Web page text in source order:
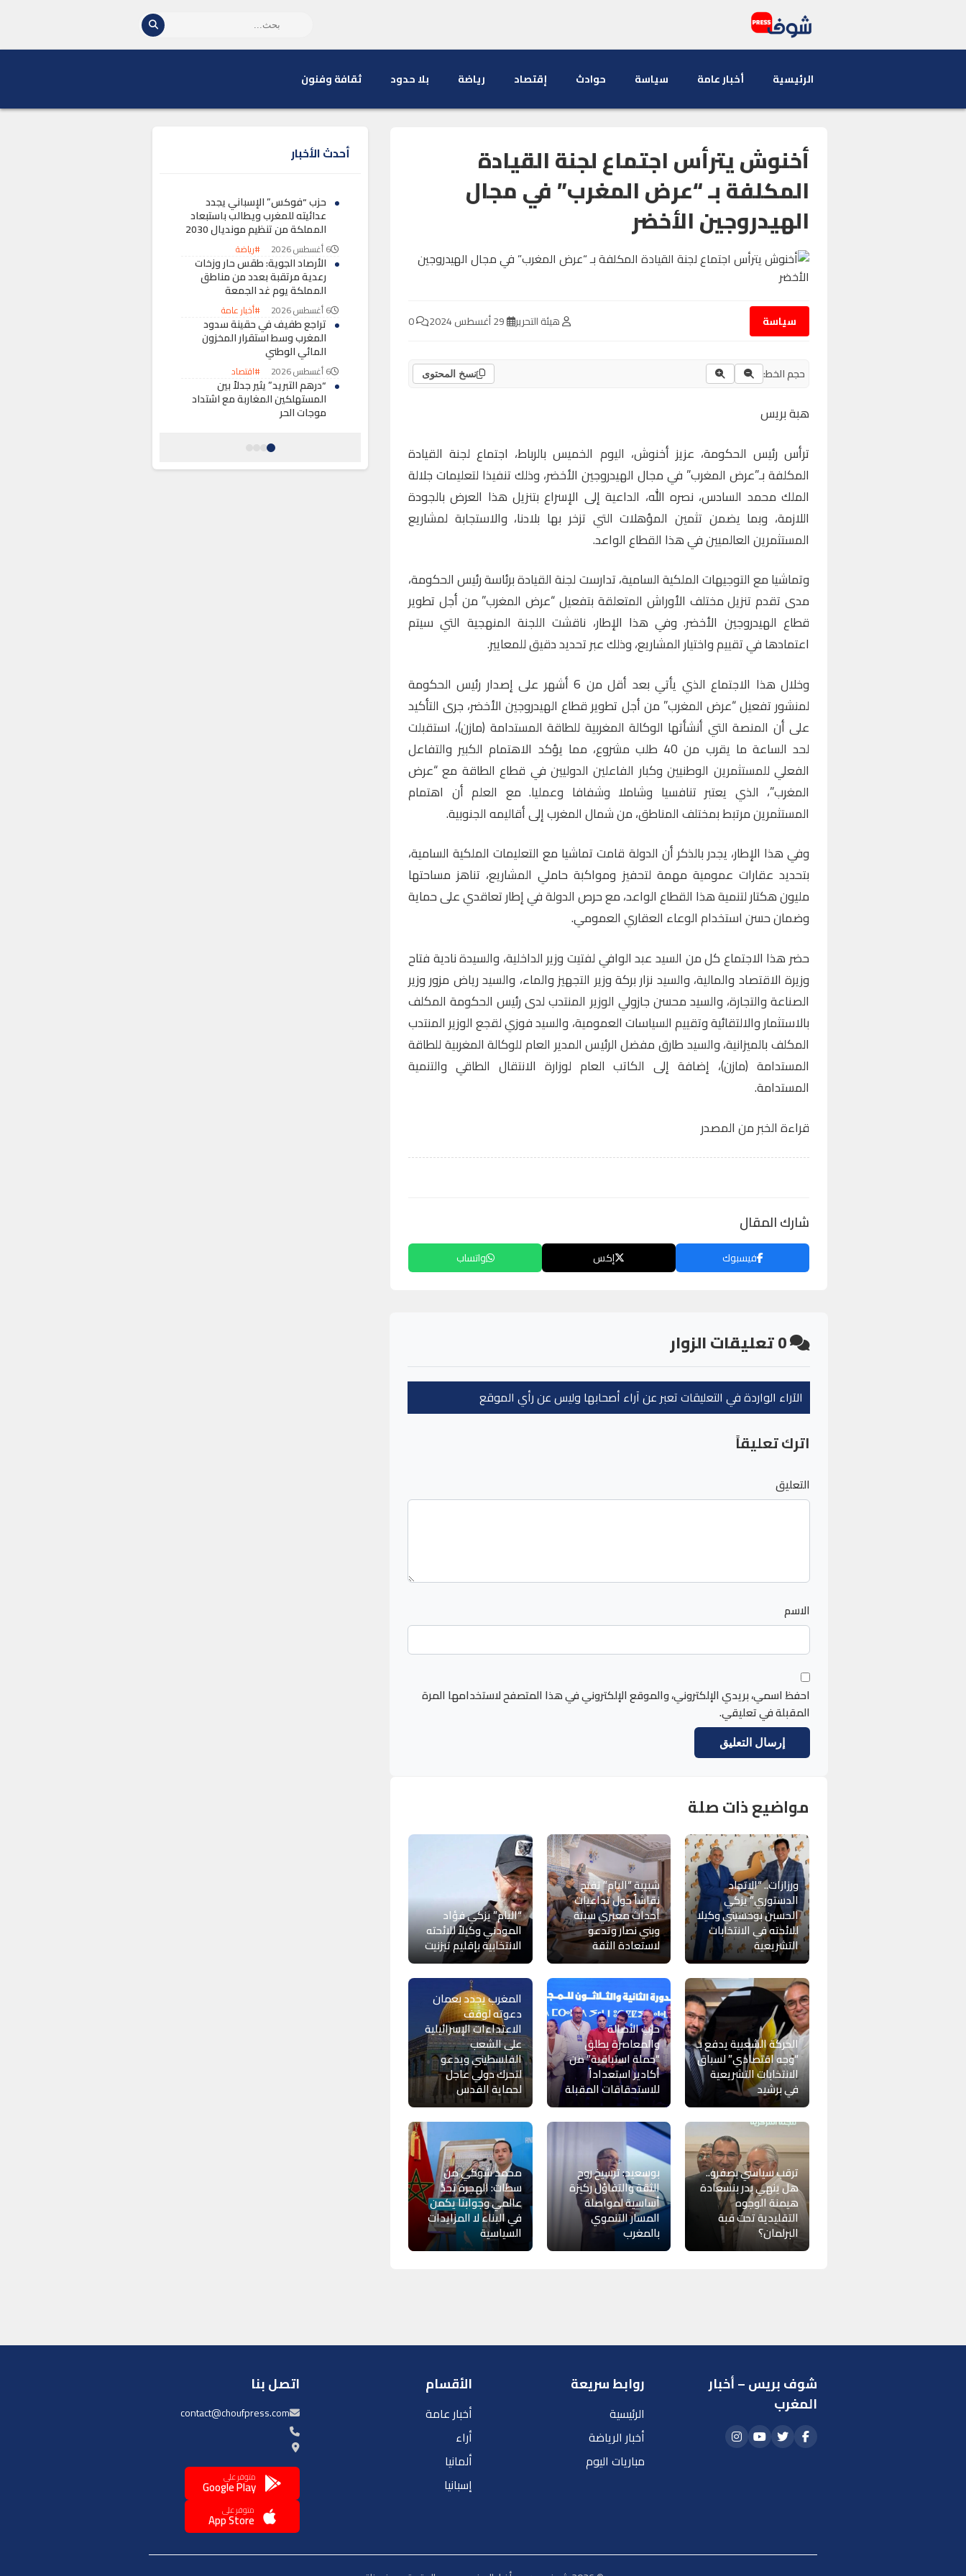
الرئيسية أخبار عامة سياسة حوادث إقتصاد رياضة بلا حدود ثقافة وفنون
أخنوش يترأس اجتماع لجنة القيادة
المكلفة بـ “عرض المغرب” في مجال
الهيدروجين الأخضر​
سياسة هيئة التحرير
حجم الخط: نسخ المحتوى
هبة بريس
ترأس رئيس الحكومة، عزيز أخنوش، اليوم الخميس بالرباط، اجتماع لجنة القيادة
المكلفة بـ”عرض المغرب” في مجال الهيدروجين الأخضر، وذلك تنفيذا لتعليمات جلالة
الملك محمد السادس، نصره الله، الداعية إلى الإسراع بتنزيل هذا العرض بالجودة
اللازمة، وبما يضمن تثمين المؤهلات التي تزخر بها بلادنا، والاستجابة لمشاريع
المستثمرين العالميين في هذا القطاع الواعد.
وتماشيا مع التوجيهات الملكية السامية، تدارست لجنة القيادة برئاسة رئيس الحكومة،
مدى تقدم تنزيل مختلف الأوراش المتعلقة بتفعيل “عرض المغرب” من أجل تطوير
قطاع الهيدروجين الأخضر. وفي هذا الإطار، ناقشت اللجنة المنهجية التي سيتم
اعتمادها في تقييم واختيار المشاريع، وذلك عبر تحديد دقيق للمعايير.
وخلال هذا الاجتماع الذي يأتي بعد أقل من 6 أشهر على إصدار رئيس الحكومة
لمنشور تفعيل “عرض المغرب” من أجل تطوير قطاع الهيدروجين الأخضر، جرى التأكيد
على أن المنصة التي أنشأتها الوكالة المغربية للطاقة المستدامة (مازن)، استقبلت
لحد الساعة ما يقرب من 40 طلب مشروع، مما يؤكد الاهتمام الكبير والتفاعل
الفعلي للمستثمرين الوطنيين وكبار الفاعلين الدوليين في قطاع الطاقة مع “عرض
المغرب”، الذي يعتبر تنافسيا وشاملا وشفافا وعمليا. مع العلم أن اهتمام
المستثمرين مرتبط بمختلف المناطق، من شمال المغرب إلى أقاليمه الجنوبية.
وفي هذا الإطار، يجدر بالذكر أن الدولة قامت تماشيا مع التعليمات الملكية السامية،
بتحديد عقارات عمومية مهمة لتحفيز ومواكبة حاملي المشاريع، تناهز مساحتها
مليون هكتار لتنمية هذا القطاع الواعد، مع حرص الدولة في إطار تعاقدي على حماية
وضمان حسن استخدام الوعاء العقاري العمومي.
حضر هذا الاجتماع كل من السيد عبد الوافي لفتيت وزير الداخلية، والسيدة نادية فتاح
وزيرة الاقتصاد والمالية، والسيد نزار بركة وزير التجهيز والماء، والسيد رياض مزور وزير
الصناعة والتجارة، والسيد محسن جازولي الوزير المنتدب لدى رئيس الحكومة المكلف
بالاستثمار والالتقائية وتقييم السياسات العمومية، والسيد فوزي لقجع الوزير المنتدب
المكلف بالميزانية، والسيد طارق مفضل الرئيس المدير العام للوكالة المغربية للطاقة
المستدامة (مازن)، إضافة إلى الكاتب العام لوزارة الانتقال الطاقي والتنمية
المستدامة.
قراءة الخبر من المصدر
شارك المقال
فيسبوك إكس واتساب
0تعليقات الزوار
الآراء الواردة في التعليقات تعبر عن آراء أصحابها وليس عن رأي الموقع
اترك تعليقاً
التعليق
الاسم
احفظ اسمي، بريدي الإلكتروني، والموقع الإلكتروني في هذا المتصفح لاستخدامها المرة
المقبلة في تعليقي.
مواضيع ذات صلة
ورزازات.. “الاتحاد
الدستوري” يزكي
الحسين بوحسيني وكيلا
للائحته في الانتخابات
التشريعية
شبيبة “البام” تفتح
نقاشاً حول تداعيات
أحداث معبري سبتة
وبني نصار وتدعو
لاستعادة الثقة
“البام” يزكي فؤاد
المودني وكيلاً للائحته
الانتخابية بإقليم تيزنيت
الحركة الشعبية يدفع بـ
“وجه اقتصادي” لسباق
الانتخابات التشريعية
في برشيد
حزب الأصالة
والمعاصرة يطلق
“حملة استباقية” من
أكادير استعداداً
للاستحقاقات المقبلة
المغرب يجدد بعمان
دعوته لوقف
الاعتداءات الإسرائيلية
على الشعب
الفلسطيني ويدعو
لتحرك دولي عاجل
لحماية القدس
ترقب سياسي بصفرو..
هل ينهي بدر بنسعادة
هيمنة الوجوه
التقليدية تحت قبة
البرلمان؟
بوسعيد: ترسيخ روح
الثقة والتفاؤل ركيزة
أساسية لمواصلة
المسار التنموي
بالمغرب
محمد شوكي من
سطات: الهجرة تحدٍّ
عالمي وجوابنا يكمن
في البناء لا المزايدات
السياسية
أحدث الأخبار
حزب “فوكس” الإسباني يجدد
عدائيته للمغرب ويطالب باستبعاد
المملكة من تنظيم مونديال 2030
6 أغسطس 2026 #رياضة
الأرصاد الجوية: طقس حار وزخات
رعدية مرتقبة بعدد من مناطق
المملكة يوم غد الجمعة
6 أغسطس 2026 #أخبار عامة
تراجع طفيف في حقينة سدود
المغرب وسط استقرار المخزون
المائي الوطني
6 أغسطس 2026 #اقتصاد
“درهم التبريد” يثير جدلاً بين
المستهلكين المغاربة مع اشتداد
موجات الحر
الحسيمة.. إيداع خمسيني السجن
قاصر من ذوي الاحتياجات الخاصة
شوف بريس – أخبار
المغرب
روابط سريعة
الرئيسية
أخبار الرياضة
مباريات اليوم
الأقسام
أخبار عامة
أراء
ألمانيا
إسبانيا
اتصل بنا
contact@choufpress.com
متوفر على
Google Play
متوفر على
App Store